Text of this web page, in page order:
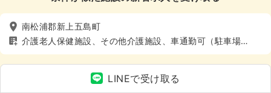
南松浦郡新上五島町
介護老人保健施設、その他介護施設、車通勤可（駐車場
有）、寮あり
LINEで受け取る